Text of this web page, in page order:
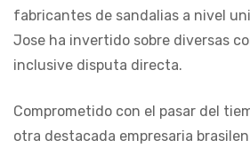
fabricantes de sandalias a nivel
Jose ha invertido sobre diversas
inclusive disputa directa.
Comprometido con el pasar del
otra destacada empresaria